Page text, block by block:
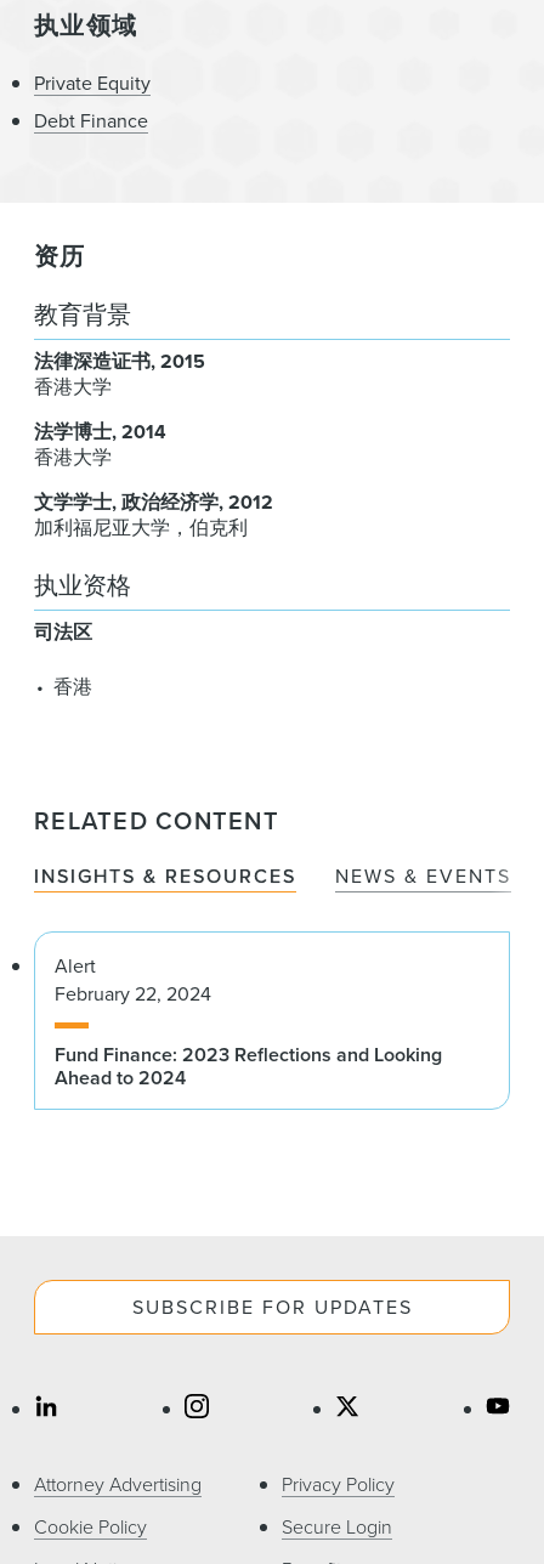
执业领域
Private Equity
Debt Finance
资历
教育背景
法律深造证书 2015
香港大学
法学博士 2014
香港大学
文学学士 政治经济学 2012
加利福尼亚大学，伯克利
执业资格
司法区
香港
RELATED CONTENT
INSIGHTS & RESOURCES NEWS & EVENTS
Alert
February 22, 2024
Fund Finance: 2023 Reflections and Looking
Ahead to 2024
SUBSCRIBE FOR UPDATES
Attorney Advertising
Cookie Policy
Privacy Policy
Secure Login